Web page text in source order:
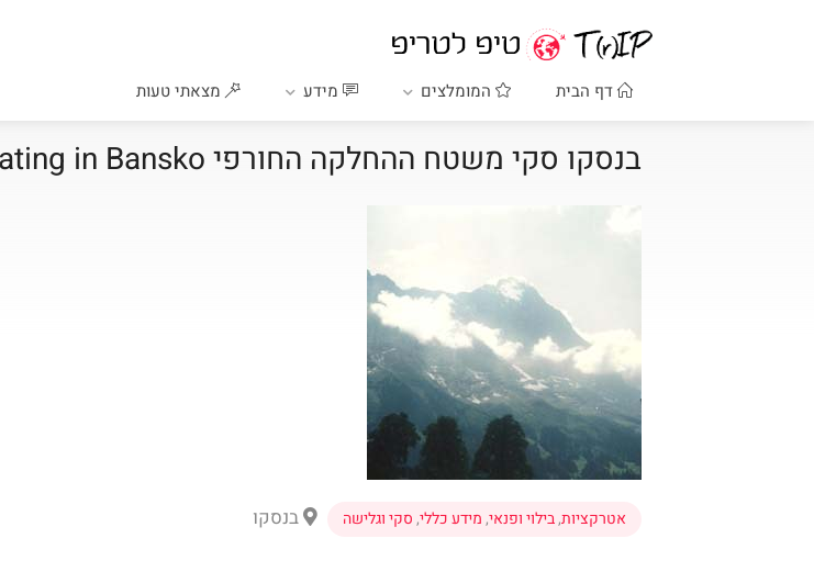
דף הבית המומלצים מידע מצאתי טעות
בנסקו סקי משטח ההחלקה החורפי ice skating in Bansko
אטרקציות,בילוי ופנאי,מידע כללי,סקי וגלישה בנסקו